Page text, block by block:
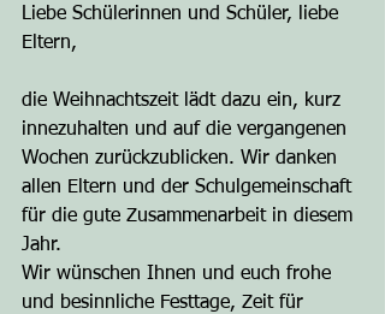
Liebe Schülerinnen und Schüler, liebe
Eltern,
die Weihnachtszeit lädt dazu ein, kurz
innezuhalten und auf die vergangenen
Wochen zurückzublicken. Wir danken
allen Eltern und der Schulgemeinschaft
für die gute Zusammenarbeit in diesem
Jahr.
Wir wünschen Ihnen und euch frohe
und besinnliche Festtage, Zeit für